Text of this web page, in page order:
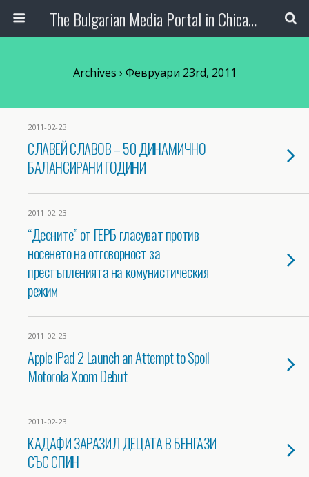
The Bulgarian Media Portal in Chicago
Archives › Февруари 23rd, 2011
2011-02-23
СЛАВЕЙ СЛАВОВ – 50 ДИНАМИЧНО
БАЛАНСИРАНИ ГОДИНИ
2011-02-23
“Десните” от ГЕРБ гласуват против
носенето на отговорност за
престъпленията на комунистическия
режим
2011-02-23
Apple iPad 2 Launch an Attempt to Spoil
Motorola Xoom Debut
2011-02-23
КАДАФИ ЗАРАЗИЛ ДЕЦАТА В БЕНГАЗИ
СЪС СПИН